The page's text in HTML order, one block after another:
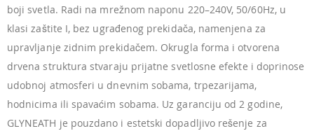
boji svetla. Radi na mrežnom naponu 220–240V, 50/60Hz, u
klasi zaštite I, bez ugrađenog prekidača, namenjena za
upravljanje zidnim prekidačem. Okrugla forma i otvorena
drvena struktura stvaraju prijatne svetlosne efekte i doprinose
udobnoj atmosferi u dnevnim sobama, trpezarijama,
hodnicima ili spavaćim sobama. Uz garanciju od 2 godine,
GLYNEATH je pouzdano i estetski dopadljivo rešenje za